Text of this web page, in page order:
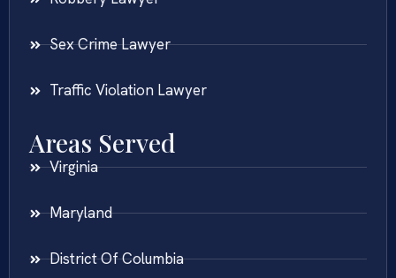
Sex Crime Lawyer
Traffic Violation Lawyer
Areas Served
Virginia
Maryland
District Of Columbia